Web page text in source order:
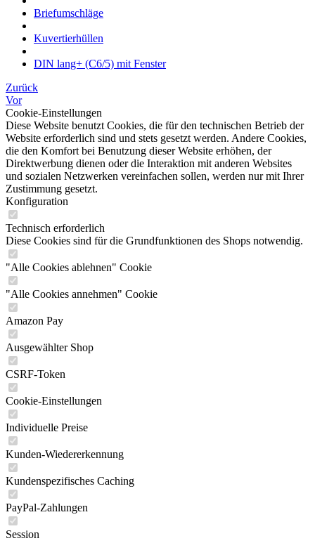
Briefumschläge
Kuvertierhüllen
DIN lang+ (C6/5) mit Fenster
Zurück
Vor
Cookie-Einstellungen
Diese Website benutzt Cookies, die für den technischen Betrieb der
Website erforderlich sind und stets gesetzt werden. Andere Cookies,
die den Komfort bei Benutzung dieser Website erhöhen, der
Direktwerbung dienen oder die Interaktion mit anderen Websites
und sozialen Netzwerken vereinfachen sollen, werden nur mit Ihrer
Zustimmung gesetzt.
Konfiguration
Technisch erforderlich
Diese Cookies sind für die Grundfunktionen des Shops notwendig.
"Alle Cookies ablehnen" Cookie
"Alle Cookies annehmen" Cookie
Amazon Pay
Ausgewählter Shop
CSRF-Token
Cookie-Einstellungen
Individuelle Preise
Kunden-Wiedererkennung
Kundenspezifisches Caching
PayPal-Zahlungen
Session